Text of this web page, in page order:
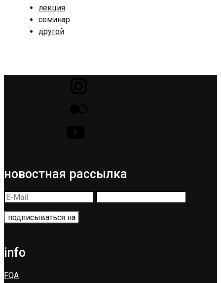
лекция
семинар
другой
новостная рассылка
info
FQA